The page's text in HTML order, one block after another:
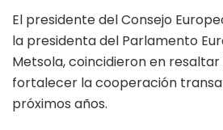
El presidente del Consejo
la presidenta del Parlamento
Metsola, coincidieron en
fortalecer la cooperación
próximos años.